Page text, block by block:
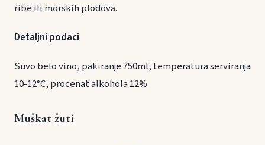
ribe ili morskih plodova.
Detaljni podaci
Suvo belo vino, pakiranje 750ml, temperatura serviranja
10-12°C, procenat alkohola 12%
Muškat žuti